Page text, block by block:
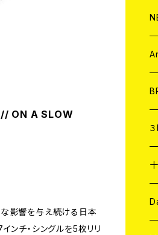
// ON A SLOW
影響を与え続ける日本
ンチ・シングルを5枚リリ